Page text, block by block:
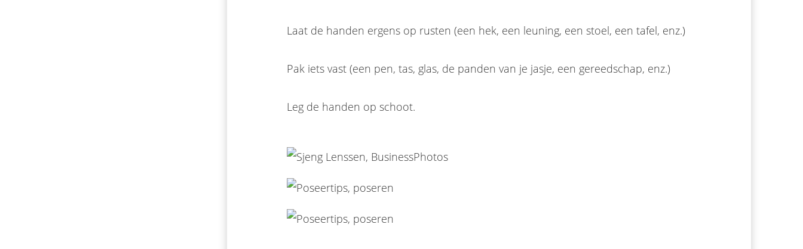
Laat de handen ergens op rusten (een hek, een leuning, een stoel, een tafel, enz.)
Pak iets vast (een pen, tas, glas, de panden van je jasje, een gereedschap, enz.)
Leg de handen op schoot.